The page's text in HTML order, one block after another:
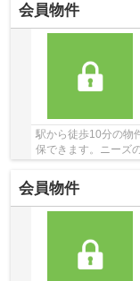
会員物件
駅から徒歩10分の物
保できます。ニーズ
きいです。夢のマイ
会員物件